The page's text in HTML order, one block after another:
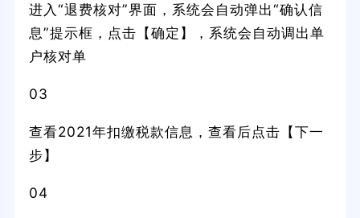
进入“退费核对”界面，系统会自动弹出“确认信
息”提示框，点击【确定】，系统会自动调出单
户核对单
03
查看2021年扣缴税款信息，查看后点击【下一
步】
04